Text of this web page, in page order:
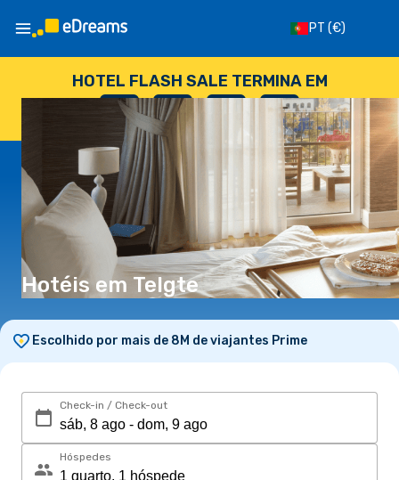
PT (€)
HOTEL FLASH SALE TERMINA EM
--
DIAS
: --
HORAS
: --
SEGUNDOS
Hotéis em Telgte
Escolhido por mais de 8M de viajantes Prime
Check-in / Check-out
Hóspedes